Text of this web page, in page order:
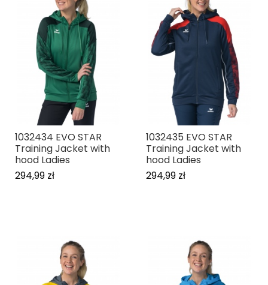
1032434 EVO STAR
Training Jacket with
hood Ladies
294,99 zł
1032435 EVO STAR
Training Jacket with
hood Ladies
294,99 zł